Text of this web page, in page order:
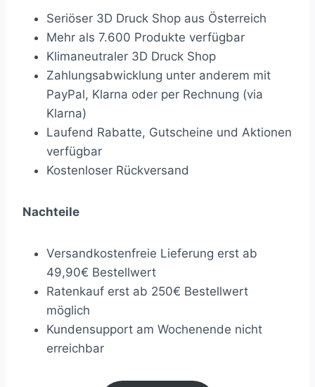
Seriöser 3D Druck Shop aus Österreich
Mehr als 7.600 Produkte verfügbar
Klimaneutraler 3D Druck Shop
Zahlungsabwicklung unter anderem mit
PayPal, Klarna oder per Rechnung (via
Klarna)
Laufend Rabatte, Gutscheine und Aktionen
verfügbar
Kostenloser Rückversand
Nachteile
Versandkostenfreie Lieferung erst ab
49,90€ Bestellwert
Ratenkauf erst ab 250€ Bestellwert
möglich
Kundensupport am Wochenende nicht
erreichbar